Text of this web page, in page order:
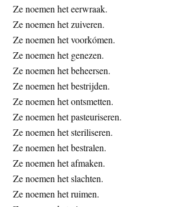
Ze noemen het eerwraak.
Ze noemen het zuiveren.
Ze noemen het voorkómen.
Ze noemen het genezen.
Ze noemen het beheersen.
Ze noemen het bestrijden.
Ze noemen het ontsmetten.
Ze noemen het pasteuriseren.
Ze noemen het steriliseren.
Ze noemen het bestralen.
Ze noemen het afmaken.
Ze noemen het slachten.
Ze noemen het ruimen.